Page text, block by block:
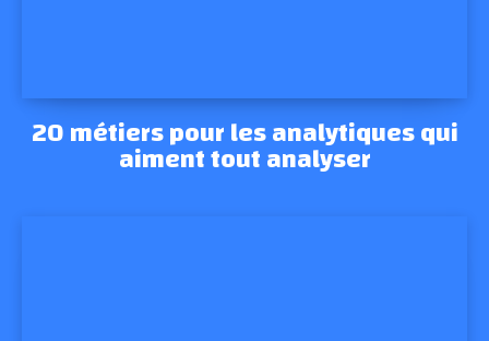
20 métiers pour les analytiques qui
aiment tout analyser